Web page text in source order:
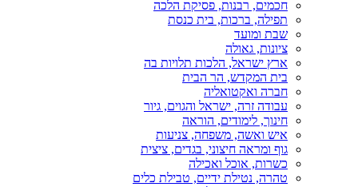
חכמים, רבנות, פסיקת הלכה
תפילה, ברכות, בית כנסת
שבת ומועד
ציונות, גאולה
ארץ ישראל, הלכות תלויות בה
בית המקדש, הר הבית
חברה ואקטואליה
עבודה זרה, ישראל והגוים, גיור
חינוך, לימודים, הוראה
איש ואשה, משפחה, צניעות
גוף ומראה חיצוני, בגדים, ציצית
כשרות, אוכל ואכילה
טהרה, נטילת ידיים, טבילת כלים